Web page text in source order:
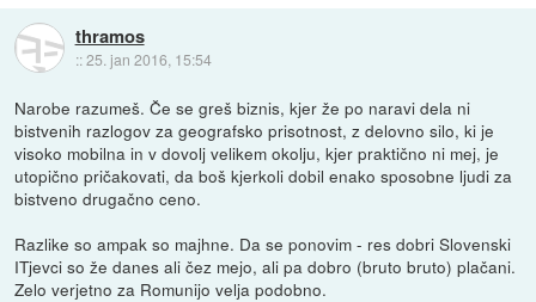
thramos
::25. jan 2016, 15:54
Narobe razumeš. Če se greš biznis, kjer že po naravi dela ni
bistvenih razlogov za geografsko prisotnost, z delovno silo, ki je
visoko mobilna in v dovolj velikem okolju, kjer praktično ni mej, je
utopično pričakovati, da boš kjerkoli dobil enako sposobne ljudi za
bistveno drugačno ceno.
Razlike so ampak so majhne. Da se ponovim - res dobri Slovenski
ITjevci so že danes ali čez mejo, ali pa dobro (bruto bruto) plačani.
Zelo verjetno za Romunijo velja podobno.